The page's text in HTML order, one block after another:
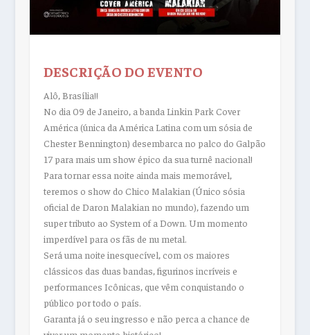
DESCRIÇÃO DO EVENTO
Alô, Brasília!!
No dia 09 de Janeiro, a banda Linkin Park Cover
América (única da América Latina com um sósia de
Chester Bennington) desembarca no palco do Galpão
17 para mais um show épico da sua turnê nacional!
Para tornar essa noite ainda mais memorável,
teremos o show do Chico Malakian (Único sósia
oficial de Daron Malakian no mundo), fazendo um
super tributo ao System of a Down. Um momento
imperdível para os fãs de nu metal.
Será uma noite inesquecível, com os maiores
clássicos das duas bandas, figurinos incríveis e
performances Icônicas, que vêm conquistando o
público por todo o país.
Garanta já o seu ingresso e não perca a chance de